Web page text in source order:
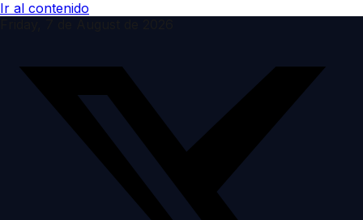
Ir al contenido